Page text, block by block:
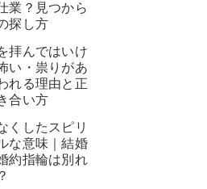
業？見つから
探し方
拝んではいけ
い・祟りがあ
れる理由と正
合い方
くしたスピリ
な意味｜結婚
約指輪は別れ